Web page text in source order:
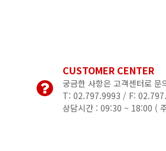
CUSTOMER CENTER
궁금한 사항은 고객센터로 문
T: 02.797.9993 / F:
상담시간 : 09:30 ~ 18:00 (